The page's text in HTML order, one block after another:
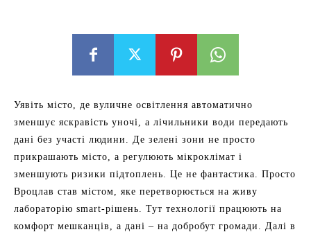
Уявіть місто, де вуличне освітлення автоматично
зменшує яскравість уночі, а лічильники води передають
дані без участі людини. Де зелені зони не просто
прикрашають місто, а регулюють мікроклімат і
зменшують ризики підтоплень. Це не фантастика. Просто
Вроцлав став містом, яке перетворюється на живу
лабораторію smart‑рішень. Тут технології працюють на
комфорт мешканців, а дані – на добробут громади. Далі в